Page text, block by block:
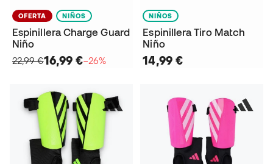
OFERTA NIÑOS
Espinillera Charge Guard
Niño
22,99 €16,99 €−26%
NIÑOS
Espinillera Tiro Match
Niño
14,99 €